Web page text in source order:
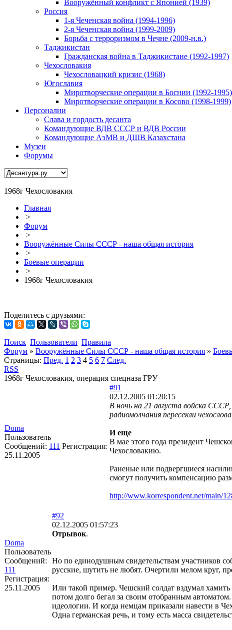
Вооружённый конфликт с Японией (1939)
Россия
1-я Чеченская война (1994-1996)
2-я Чеченская война (1999-2009)
Борьба с терроризмом в Чечне (2009-н.в.)
Таджикистан
Гражданская война в Таджикистане (1992-1997)
Чехословакия
Чехословацкий кризис (1968)
Югославия
Миротворческие операции в Боснии (1992-1995)
Миротворческие операции в Косово (1998-1999)
Персоналии
Слава и гордость десанта
Командующие ВДВ СССР и ВДВ России
Командующие АэМВ и ДШВ Казахстана
Музеи
Форумы
1968г Чехословакия
Главная
>
Форум
>
Вооружённые Силы СССР - наша общая история
>
Боевые операции
>
1968г Чехословакия
Поделитесь с друзьями:
Поиск Пользователи Правила
Форум » Вооружённые Силы СССР - наша общая история »
Страницы: Пред. 1 2 3 4 5 6 7 След.
RSS
1968г Чехословакия, операция спецназа ГРУ
Doma
Пользователь
Сообщений: 111 Регистрация:
25.11.2005
#91
02.12.2005 01:20:15
В ночь на 21 августа войска
радиомолчания пересекли
И еще
В мае этого года президент
Чехословакию.
Раненые или подвергшиеся
смогут получить компенсацию
http://www.korrespondent.net/main/
Doma
Пользователь
Сообщений:
111
Регистрация:
25.11.2005
#92
02.12.2005 01:57:23
Отрывок.
Но по единодушным свидетельствам участников
русские, шутить не любят. Очертили мелом круг,
Или такой пример. Чешский солдат вздумал
потом долго бегал за своим отобранным
идеологии. И когда немцам приказали навести в
Одна германская речь, и тому есть масса